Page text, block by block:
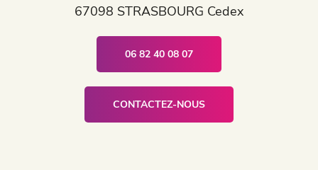
67098 STRASBOURG Cedex
06 82 40 08 07
CONTACTEZ-NOUS